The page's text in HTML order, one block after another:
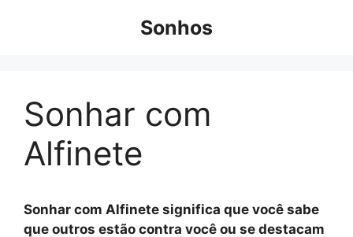
Sonhos
Sonhar com
Alfinete
Sonhar com Alfinete significa que você sabe
que outros estão contra você ou se destacam